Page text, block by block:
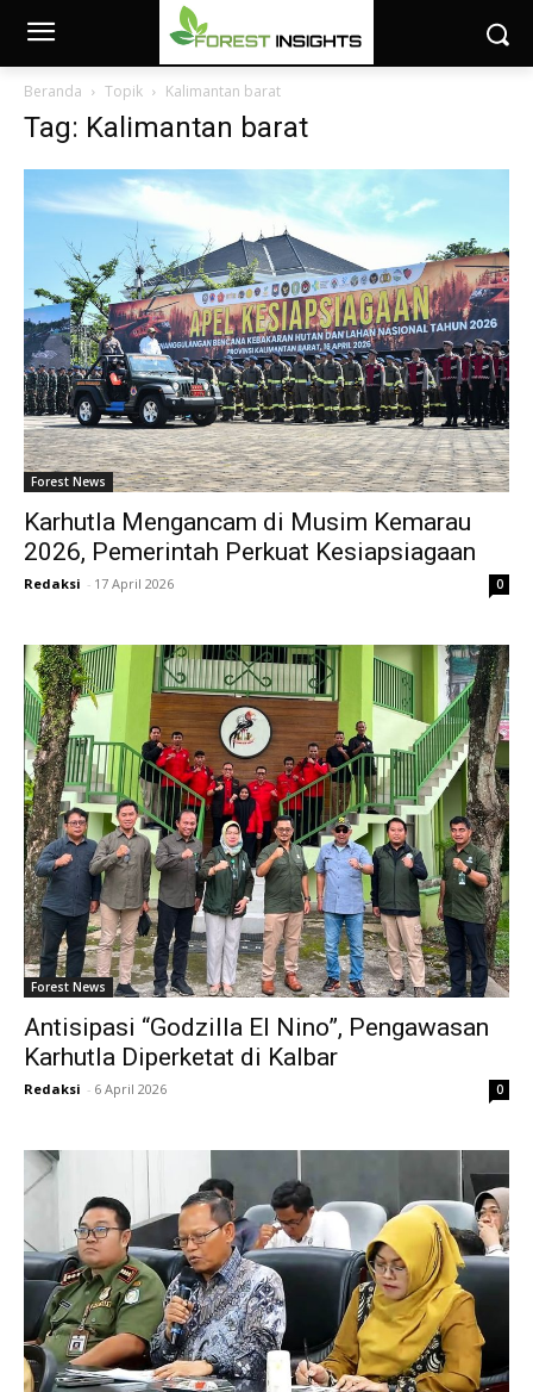
Beranda Topik Kalimantan barat
Tag: Kalimantan barat
Forest News
Karhutla Mengancam di Musim Kemarau
2026, Pemerintah Perkuat Kesiapsiagaan
Redaksi - 17 April 2026 0
Forest News
Antisipasi “Godzilla El Nino”, Pengawasan
Karhutla Diperketat di Kalbar
Redaksi - 6 April 2026 0